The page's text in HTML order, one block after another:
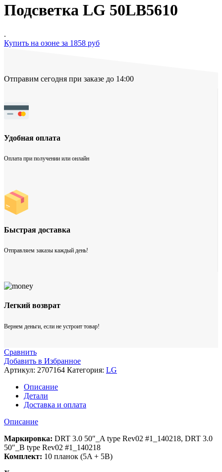
Подсветка LG 50LB5610
.
Купить на озоне за 1858 руб
Отправим сегодня при заказе до 14:00
Удобная оплата
Оплата при получении или онлайн
Быстрая доставка
Отправляем заказы каждый день!
Легкий возврат
Вернем деньги, если не устроит товар!
Сравнить
Добавить в Избранное
Артикул: 2707164 Категория: LG
Описание
Детали
Доставка и оплата
Описание
Маркировка: DRT 3.0 50″_A type Rev02 #1_140218, DRT 3.0
50″_B type Rev02 #1_140218
Комплект: 10 планок (5A + 5B)